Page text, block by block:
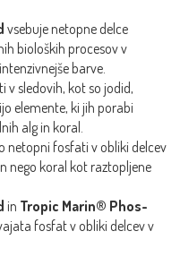
vsebuje netopne delce
bioloških procesov v
barve.
v sledovih, kot so jodid,
elemente, ki jih porabi
alg in koral.
netopni fosfati v obliki delcev
nego koral kot raztopljene
in Tropic Marin® Phos-
fosfat v obliki delcev v